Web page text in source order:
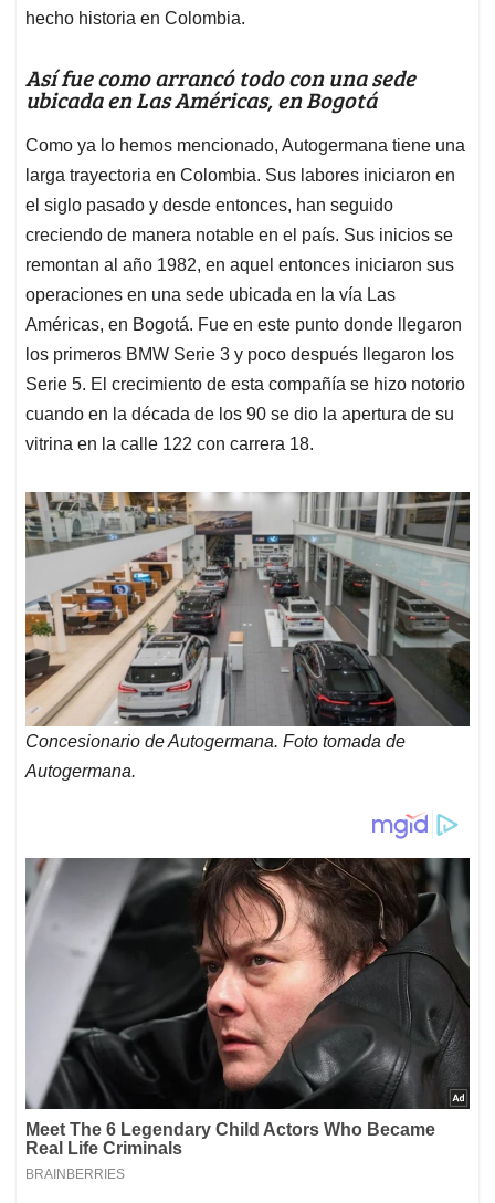
hecho historia en Colombia.
Así fue como arrancó todo con una sede
ubicada en Las Américas, en Bogotá
Como ya lo hemos mencionado, Autogermana tiene una
larga trayectoria en Colombia. Sus labores iniciaron en
el siglo pasado y desde entonces, han seguido
creciendo de manera notable en el país. Sus inicios se
remontan al año 1982, en aquel entonces iniciaron sus
operaciones en una sede ubicada en la vía Las
Américas, en Bogotá. Fue en este punto donde llegaron
los primeros BMW Serie 3 y poco después llegaron los
Serie 5. El crecimiento de esta compañía se hizo notorio
cuando en la década de los 90 se dio la apertura de su
vitrina en la calle 122 con carrera 18.
Concesionario de Autogermana. Foto tomada de
Autogermana.